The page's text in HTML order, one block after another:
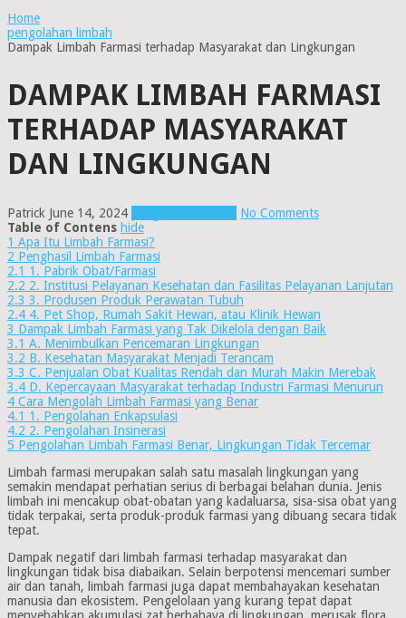
Home
pengolahan limbah
Dampak Limbah Farmasi terhadap Masyarakat dan Lingkungan
DAMPAK LIMBAH FARMASI
TERHADAP MASYARAKAT
DAN LINGKUNGAN
Patrick June 14, 2024
No Comments
Table of Contens hide
1 Apa Itu Limbah Farmasi?
2 Penghasil Limbah Farmasi
2.1 1. Pabrik Obat/Farmasi
2.2 2. Institusi Pelayanan Kesehatan dan Fasilitas Pelayanan Lanjutan
2.3 3. Produsen Produk Perawatan Tubuh
2.4 4. Pet Shop, Rumah Sakit Hewan, atau Klinik Hewan
3 Dampak Limbah Farmasi yang Tak Dikelola dengan Baik
3.1 A. Menimbulkan Pencemaran Lingkungan
3.2 B. Kesehatan Masyarakat Menjadi Terancam
3.3 C. Penjualan Obat Kualitas Rendah dan Murah Makin Merebak
3.4 D. Kepercayaan Masyarakat terhadap Industri Farmasi Menurun
4 Cara Mengolah Limbah Farmasi yang Benar
4.1 1. Pengolahan Enkapsulasi
4.2 2. Pengolahan Insinerasi
5 Pengolahan Limbah Farmasi Benar, Lingkungan Tidak Tercemar
Limbah farmasi merupakan salah satu masalah lingkungan yang
semakin mendapat perhatian serius di berbagai belahan dunia. Jenis
limbah ini mencakup obat-obatan yang kadaluarsa, sisa-sisa obat yang
tidak terpakai, serta produk-produk farmasi yang dibuang secara tidak
tepat.
Dampak negatif dari limbah farmasi terhadap masyarakat dan
lingkungan tidak bisa diabaikan. Selain berpotensi mencemari sumber
air dan tanah, limbah farmasi juga dapat membahayakan kesehatan
manusia dan ekosistem. Pengelolaan yang kurang tepat dapat